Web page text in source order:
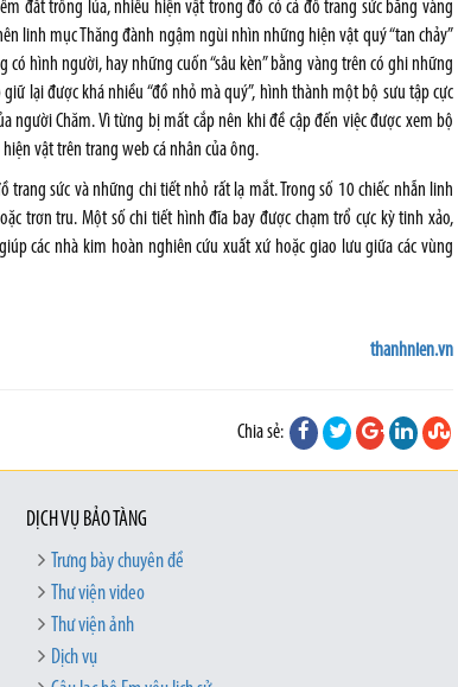
đất trồng lúa, nhiều hiện vật trong đó có cả đồ trang sức bằng vàng
linh mục Thăng đành ngậm ngùi nhìn những hiện vật quý “tan chảy”
hình người, hay những cuốn “sâu kèn” bằng vàng trên có ghi những
lại được khá nhiều “đồ nhỏ mà quý”, hình thành một bộ sưu tập cực
người Chăm. Vì từng bị mất cắp nên khi đề cập đến việc được xem bộ
vật trên trang web cá nhân của ông.
sức và những chi tiết nhỏ rất lạ mắt. Trong số 10 chiếc nhẫn linh
trơn tru. Một số chi tiết hình đĩa bay được chạm trổ cực kỳ tinh xảo,
các nhà kim hoàn nghiên cứu xuất xứ hoặc giao lưu giữa các vùng
thanhnien.vn
Chia sẻ:
DỊCH VỤ BẢO TÀNG
Trưng bày chuyên đề
Thư viện video
Thư viện ảnh
Dịch vụ